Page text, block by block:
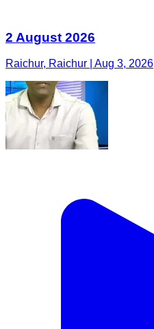
2 August 2026
Raichur, Raichur | Aug 3, 2026